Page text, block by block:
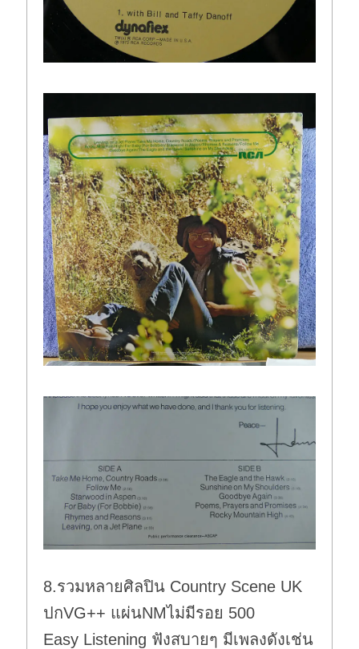
8.รวมหลายศิลปิน Country Scene UK
ปกVG++ แผ่นNMไม่มีรอย 500
Easy Listening ฟังสบายๆ มีเพลงดังเช่น